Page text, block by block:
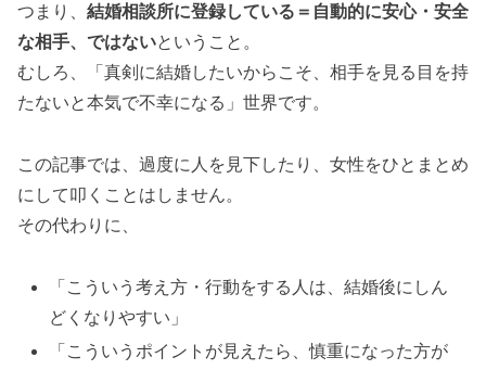
つまり、 結婚相談所に登録している＝自動的に安心・安全
な相手、ではないということ。
むしろ、「真剣に結婚したいからこそ、相手を見る目を持
たないと本気で不幸になる」世界です。
この記事では、過度に人を見下したり、女性をひとまとめ
にして叩くことはしません。
その代わりに、
「こういう考え方・行動をする人は、結婚後にしん
どくなりやすい」
「こういうポイントが見えたら、慎重になった方が